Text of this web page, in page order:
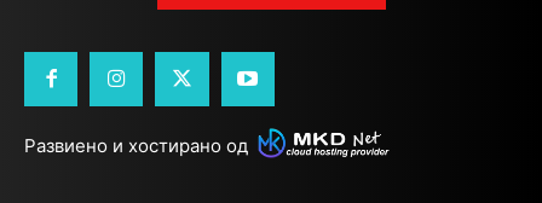
Развиено и хостирано од